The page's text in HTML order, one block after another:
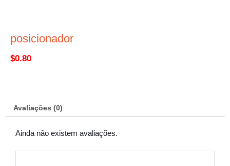
posicionador
$0.80
Avaliações (0)
Ainda não existem avaliações.